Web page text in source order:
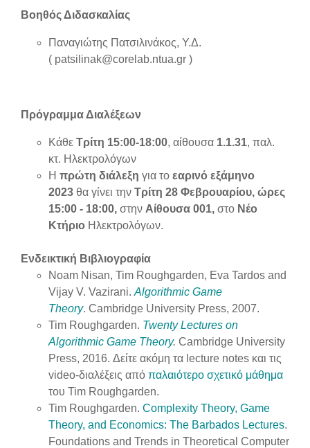
Βοηθός Διδασκαλίας
Παναγιώτης Πατσιλινάκος, Υ.Δ.
( patsilinak@corelab.ntua.gr )
Πρόγραμμα Διαλέξεων
Κάθε Τρίτη 15:00-18:00, αίθουσα 1.1.31, παλ.
κτ. Ηλεκτρολόγων
Η πρώτη διάλεξη για το εαρινό εξάμηνο
2023 θα γίνει την Τρίτη 28 Φεβρουαρίου, ώρες
15:00 - 18:00, στην Αίθουσα 001, στο Νέο
Κτήριο Ηλεκτρολόγων.
Ενδεικτική Βιβλιογραφία
Noam Nisan, Tim Roughgarden, Eva Tardos and
Vijay V. Vazirani. Algorithmic Game
Theory. Cambridge University Press, 2007.
Tim Roughgarden. Twenty Lectures on
Algorithmic Game Theory. Cambridge University
Press, 2016. Δείτε ακόμη τα lecture notes και τις
video-διαλέξεις από παλαιότερο σχετικό μάθημα
του Tim Roughgarden.
Tim Roughgarden. Complexity Theory, Game
Theory, and Economics: The Barbados Lectures.
Foundations and Trends in Theoretical Computer